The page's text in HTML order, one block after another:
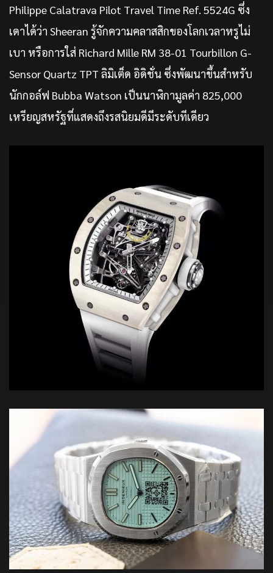
Philippe Calatrava Pilot Travel Time Ref. 5524G ซึ่ง
เดาได้ว่า Sheeran รู้จักความคลาสสิกของโลกเวลาหรูไม่
เบา หรือการใส่ Richard Mille RM 38-01 Tourbillon G-
Sensor Quartz TPT ลิมิเต็ด อิดิชั่น ซึ่งพัฒนาขึ้นสำหรับ
นักกอล์ฟ Bubba Watson เป็นนาฬิกามูลค่า 825,000
เหรียญสหรัฐที่แสดงถึงรสนิยมดีมีระดับทีเดียว